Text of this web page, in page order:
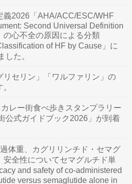
義2026「AHA/ACC/ESC/WHF
Second Universal Definition
の心不全の原因による分類
of HF by Cause」に
した。
リセリン」「ワルファリン」の
レー街食べ歩きスタンプラリー
公式ガイドブック2026」が到着
体重、カグリリンチド・セマグ
安全性についてセマグルチド単
and safety of co-administered
versus semaglutide alone in